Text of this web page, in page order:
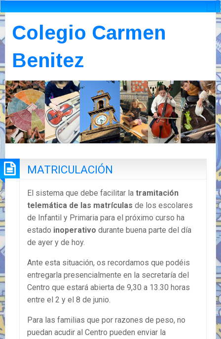
Colegio Carmen
Benitez
MATRICULACIÓN
El sistema que debe facilitar la tramitación
telemática de las matrículas de los escolares
de Infantil y Primaria para el próximo curso ha
estado inoperativo durante buena parte del día
de ayer y de hoy.
Ante esta situación, os recordamos que podéis
entregarla presencialmente en la secretaría del
Centro que estará abierta de 9,30 a 13.30 horas
entre el 2 y el 8 de junio.
Para las familias que por razones de peso, no
puedan acudir al Centro pueden enviar la